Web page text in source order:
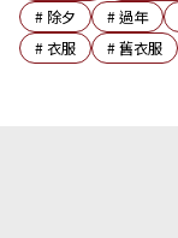
# 除夕 #過年
#衣服 #舊衣服